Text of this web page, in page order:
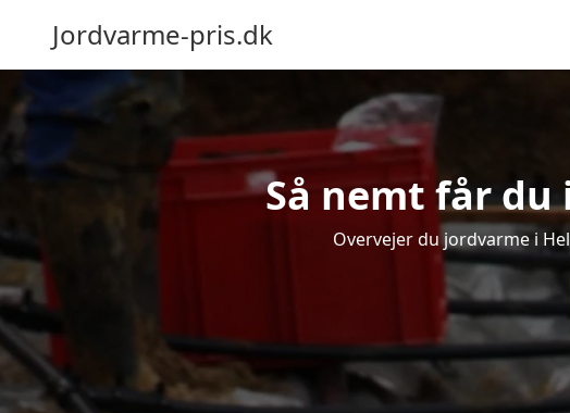
Jordvarme-pris.dk
Så nemt får
Overvejer du jordvarme i